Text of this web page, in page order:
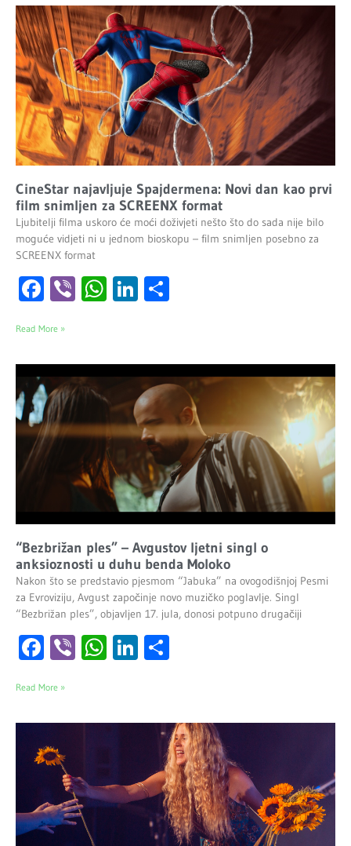
CineStar najavljuje Spajdermena: Novi dan kao prvi
film snimljen za SCREENX format
Ljubitelji filma uskoro će moći doživjeti nešto što do sada nije bilo
moguće vidjeti ni u jednom bioskopu – film snimljen posebno za
SCREENX format
Facebook
ViberWhatsApp
LinkedIn
Read More »
“Bezbrižan ples” – Avgustov ljetni singl o
anksioznosti u duhu benda Moloko
Nakon što se predstavio pjesmom “Jabuka” na ovogodišnjoj Pesmi
za Evroviziju, Avgust započinje novo muzičko poglavlje. Singl
“Bezbrižan ples”, objavljen 17. jula, donosi potpuno drugačiji
Facebook
ViberWhatsApp
LinkedIn
Read More »